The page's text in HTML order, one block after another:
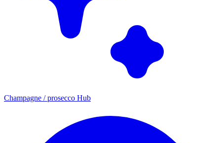
Champagne / prosecco Hub